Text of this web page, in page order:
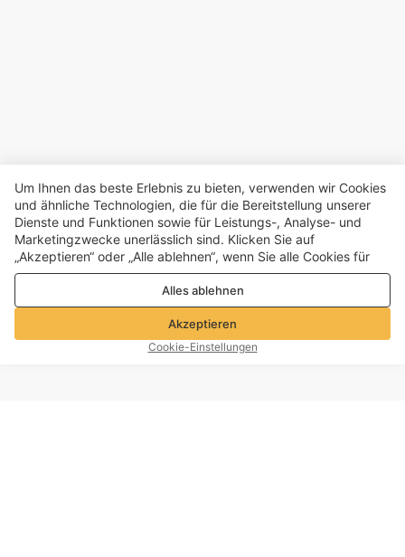
Um Ihnen das beste Erlebnis zu bieten, verwenden wir Cookies
und ähnliche Technologien, die für die Bereitstellung unserer
Dienste und Funktionen sowie für Leistungs-, Analyse- und
Marketingzwecke unerlässlich sind. Klicken Sie auf
„Akzeptieren“ oder „Alle ablehnen“, wenn Sie alle Cookies für
Leistungs-, Analyse- und Marketingzwecke zulassen oder
ablehnen möchten. Weitere Informationen finden Sie in unserer
Datenschutz- und Cookie-Richtlinie
Alles ablehnen
Akzeptieren
Cookie-Einstellungen